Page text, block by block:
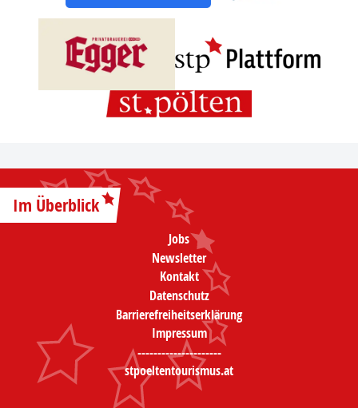
Im Überblick
Jobs
Newsletter
Kontakt
Datenschutz
Barrierefreiheitserklärung
Impressum
---------------------
stpoeltentourismus.at